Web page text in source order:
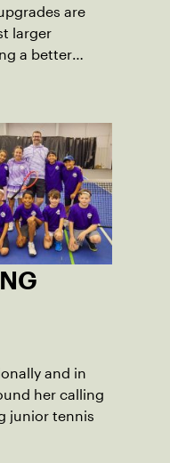
are
larger
a better
and in
her calling
junior tennis